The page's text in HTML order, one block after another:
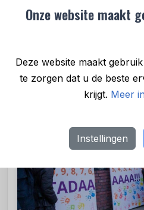
Onze website maakt
Deze website maakt
te zorgen dat u de beste
krijgt. Meer
Instellingen
nieuwbouwproject